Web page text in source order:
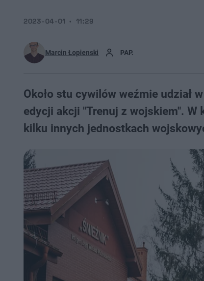
Marcin Łopienski PAP.
2023-04-01 11:29
Około stu cywilów weźmie udział
edycji akcji "Trenuj z wojskiem".
kilku innych jednostkach